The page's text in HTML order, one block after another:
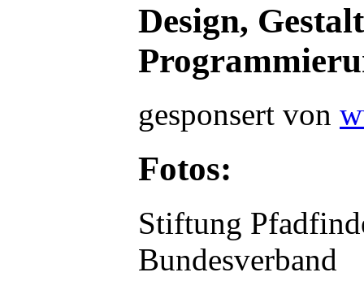
Design,
gesponsert von
Fotos:
Stiftung
Bundesverband